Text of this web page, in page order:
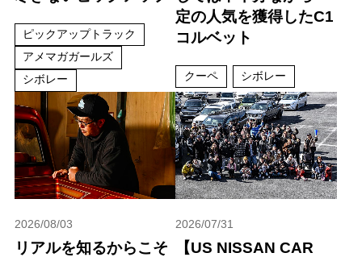
ピックアップトラック
アメマガガールズ
シボレー
定の人気を獲得したC1
コルベット
クーペ シボレー
2026/08/03
リアルを知るからこそ
2026/07/31
【US NISSAN CAR